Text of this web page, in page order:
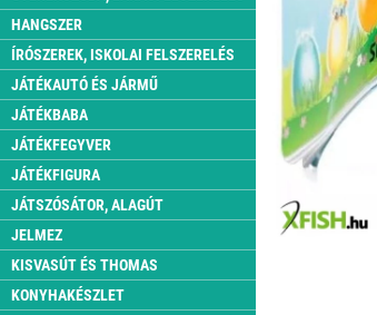
HANGSZER
ÍRÓSZEREK, ISKOLAI FELSZERELÉS
JÁTÉKAUTÓ ÉS JÁRMŰ
JÁTÉKBABA
JÁTÉKFEGYVER
JÁTÉKFIGURA
JÁTSZÓSÁTOR, ALAGÚT
JELMEZ
KISVASÚT ÉS THOMAS
KONYHAKÉSZLET